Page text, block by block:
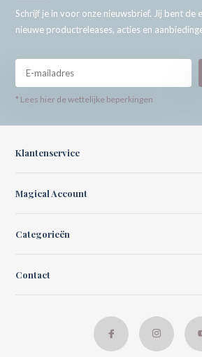
Schrijf je in voor onze nieuwsbrief. Jij bent de
nieuwe productreleases, acties en
* Lees hier de wettelijke beperkingen
Klantenservice
Magical Account
Categorieën
Contact